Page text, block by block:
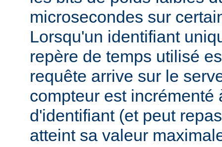
microsecondes sur
Lorsqu'un identifiant
repère de temps utilisé
requête arrive sur le
compteur est incrémenté
d'identifiant (et peut
atteint sa valeur